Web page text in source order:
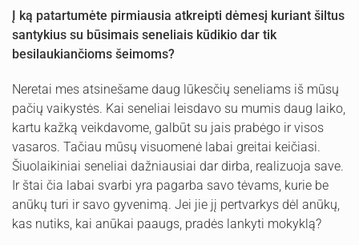
Į ką patartumėte pirmiausia atkreipti dėmesį kuriant šiltus
santykius su būsimais seneliais kūdikio dar tik
besilaukiančioms šeimoms?
Neretai mes atsinešame daug lūkesčių seneliams iš mūsų
pačių vaikystės. Kai seneliai leisdavo su mumis daug laiko,
kartu kažką veikdavome, galbūt su jais prabėgo ir visos
vasaros. Tačiau mūsų visuomenė labai greitai keičiasi.
Šiuolaikiniai seneliai dažniausiai dar dirba, realizuoja save.
Ir štai čia labai svarbi yra pagarba savo tėvams, kurie be
anūkų turi ir savo gyvenimą. Jei jie jį pertvarkys dėl anūkų,
kas nutiks, kai anūkai paaugs, pradės lankyti mokyklą?